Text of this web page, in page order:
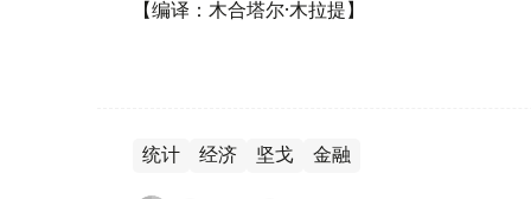
【编译：木合塔尔·木拉提】
统计 经济 坚戈 金融